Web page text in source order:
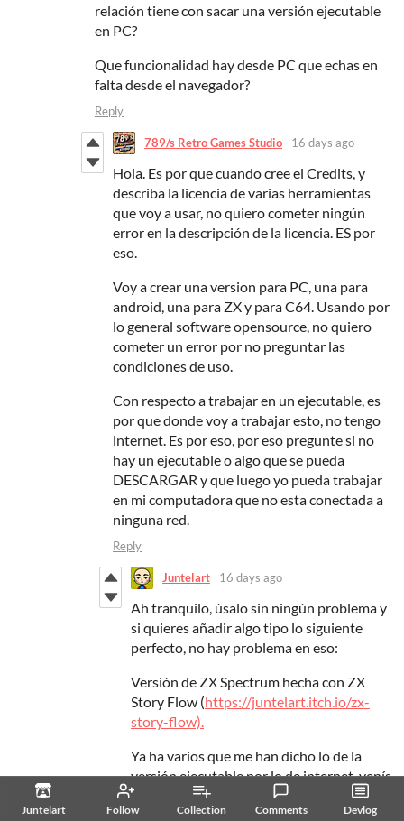
Juntelart Follow Collection Comments Devlog
relación tiene con sacar una versión ejecutable
en PC?
Que funcionalidad hay desde PC que echas en
falta desde el navegador?
Reply
789/s Retro Games Studio 16 days ago
Hola. Es por que cuando cree el Credits, y
describa la licencia de varias herramientas
que voy a usar, no quiero cometer ningún
error en la descripción de la licencia. ES por
eso.
Voy a crear una version para PC, una para
android, una para ZX y para C64. Usando por
lo general software opensource, no quiero
cometer un error por no preguntar las
condiciones de uso.
Con respecto a trabajar en un ejecutable, es
por que donde voy a trabajar esto, no tengo
internet. Es por eso, por eso pregunte si no
hay un ejecutable o algo que se pueda
DESCARGAR y que luego yo pueda trabajar
en mi computadora que no esta conectada a
ninguna red.
Reply
Juntelart 16 days ago
Ah tranquilo, úsalo sin ningún problema y
si quieres añadir algo tipo lo siguiente
perfecto, no hay problema en eso:
Versión de ZX Spectrum hecha con ZX
Story Flow (https://juntelart.itch.io/zx-
story-flow).
Ya ha varios que me han dicho lo de la
versión ejecutable por lo de internet, venís
del pasado? 😂.